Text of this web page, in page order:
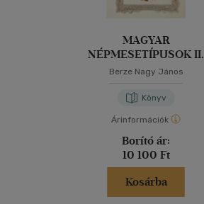
MAGYAR
NÉPMESETÍPUSOK II.
Berze Nagy János
Könyv
Árinformációk
Borító ár:
10 100 Ft
Kosárba